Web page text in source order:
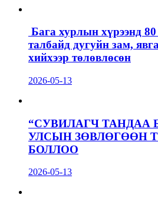
Бага хурлын хүрээнд
талбайд дугуйн зам,
хийхээр төлөвлөсөн
2026-05-13
“СУВИЛАГЧ ТАНДАА
УЛСЫН ЗӨВЛӨГӨӨН
БОЛЛОО
2026-05-13